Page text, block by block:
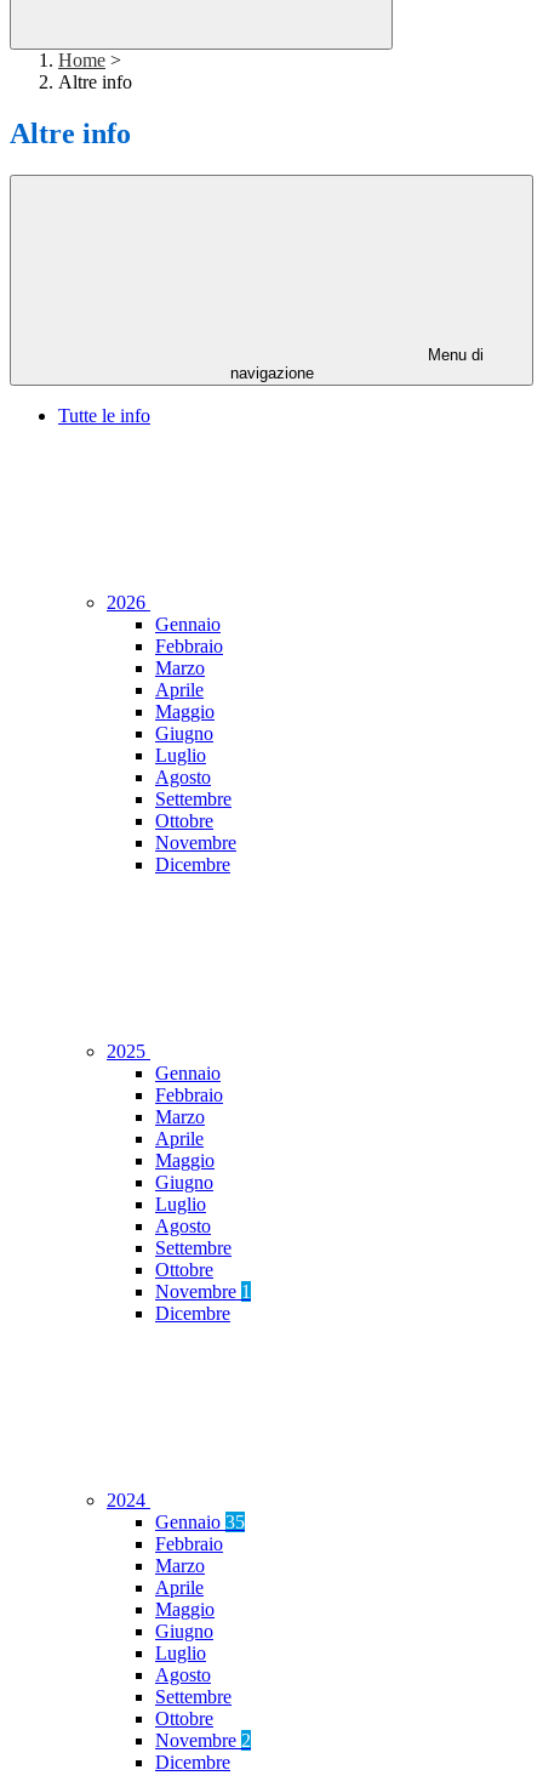
Home >
Altre info
Altre info
Menu di
navigazione
Tutte le info
2026
Gennaio
Febbraio
Marzo
Aprile
Maggio
Giugno
Luglio
Agosto
Settembre
Ottobre
Novembre
Dicembre
2025
Gennaio
Febbraio
Marzo
Aprile
Maggio
Giugno
Luglio
Agosto
Settembre
Ottobre
Novembre 1
Dicembre
2024
Gennaio 35
Febbraio
Marzo
Aprile
Maggio
Giugno
Luglio
Agosto
Settembre
Ottobre
Novembre 2
Dicembre